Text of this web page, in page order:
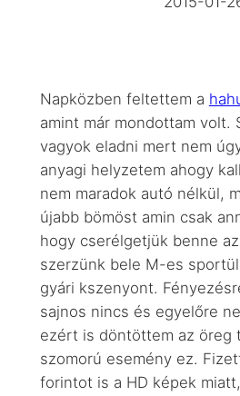
Napközben feltettem a
amint már mondottam volt.
vagyok eladni mert nem
anyagi helyzetem ahogy
nem maradok autó nélkül,
újabb bömöst amin csak
hogy cserélgetjük benne
szerzünk bele M-es
gyári kszenyont.
sajnos nincs és egyelőre
ezért is döntöttem az öreg
szomorú esemény ez.
forintot is a HD képek